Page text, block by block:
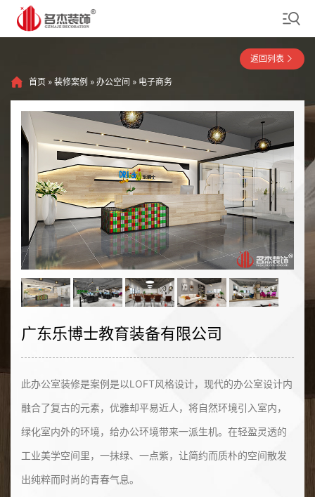
首页 » 装修案例 » 办公空间 » 电子商务
返回列表
广东乐博士教育装备有限公司
此办公室装修是案例是以LOFT风格设计，现代的办公室设计内
融合了复古的元素，优雅却平易近人，将自然环境引入室内，
绿化室内外的环境，给办公环境带来一派生机。在轻盈灵透的
工业美学空间里，一抹绿、一点紫，让简约而质朴的空间散发
出纯粹而时尚的青春气息。